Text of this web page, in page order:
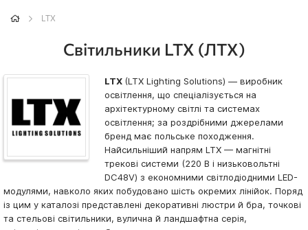
LTX
Світильники LTX (ЛТХ)
LTX (LTX Lighting Solutions) — виробник
освітлення, що спеціалізується на
архітектурному світлі та системах
освітлення; за роздрібними джерелами
бренд має польське походження.
Найсильніший напрям LTX — магнітні
трекові системи (220 В і низьковольтні
DC48V) з економними світлодіодними LED-
модулями, навколо яких побудовано шість окремих лінійок. Поряд
із цим у каталозі представлені декоративні люстри й бра, точкові
та стельові світильники, вулична й ландшафтна серія,